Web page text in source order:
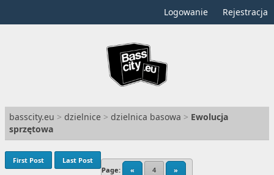
Logowanie Rejestracja
basscity.eu > dzielnice > dzielnica basowa > Ewolucja
sprzętowa
Page: « 4 »
First Post Last Post